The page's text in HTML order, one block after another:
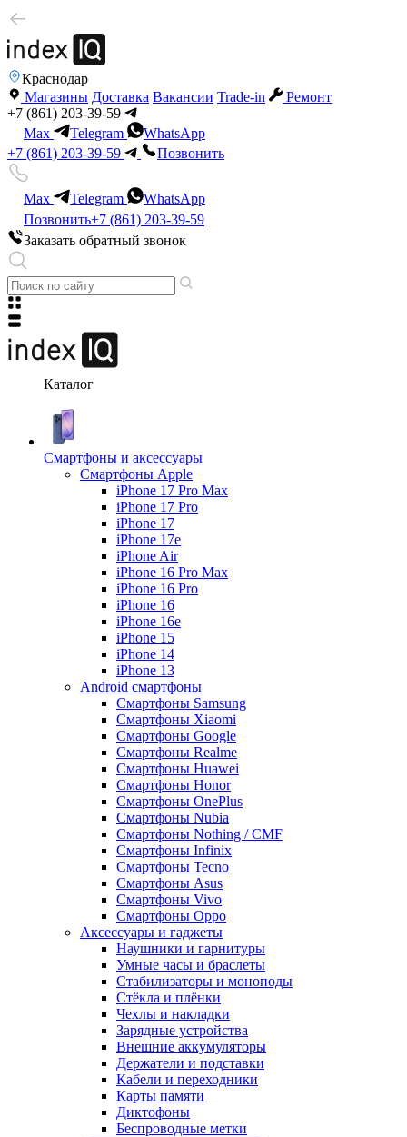
Краснодар
Магазины Доставка Вакансии Trade-in
Ремонт
+7 (861) 203-39-59
Max
Telegram
WhatsApp
+7 (861) 203-39-59
Позвонить
Max Telegram
WhatsApp
Позвонить+7 (861) 203-39-59
Заказать обратный звонок
Каталог
Смартфоны и аксессуары
Смартфоны Apple
iPhone 17 Pro Max
iPhone 17 Pro
iPhone 17
iPhone 17e
iPhone Air
iPhone 16 Pro Max
iPhone 16 Pro
iPhone 16
iPhone 16e
iPhone 15
iPhone 14
iPhone 13
Android cмартфоны
Смартфоны Samsung
Смартфоны Xiaomi
Смартфоны Google
Смартфоны Realme
Смартфоны Huawei
Смартфоны Honor
Смартфоны OnePlus
Смартфоны Nubia
Смартфоны Nothing / CMF
Смартфоны Infinix
Смартфоны Tecno
Смартфоны Asus
Смартфоны Vivo
Смартфоны Oppo
Аксессуары и гаджеты
Наушники и гарнитуры
Умные часы и браслеты
Стабилизаторы и моноподы
Стёкла и плёнки
Чехлы и накладки
Зарядные устройства
Внешние аккумуляторы
Держатели и подставки
Кабели и переходники
Карты памяти
Диктофоны
Беспроводные метки